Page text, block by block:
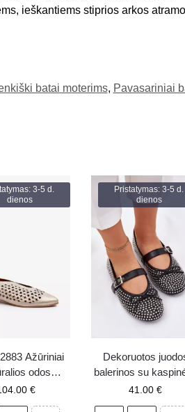
ieškantiems stiprios arkos
batai moterims, Pavasariniai
3-5 d.
dienos
Ažūriniai
odos
auksiniai
€
Pristatymas: 3-5 d.
dienos
Dekoruotos
balerinos su
ir dirželiu Zdivisa
41.00€